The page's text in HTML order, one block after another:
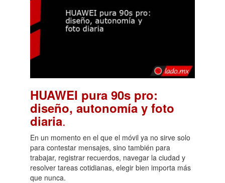
HUAWEI pura 90s pro:
diseño, autonomía y foto
diaria.
En un momento en el que el móvil ya no sirve solo
para contestar mensajes, sino también para
trabajar, registrar recuerdos, navegar la ciudad y
resolver tareas cotidianas, elegir bien importa más
que nunca.